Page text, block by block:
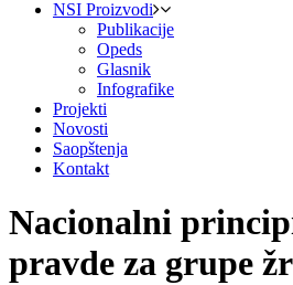
NSI Proizvodi
Publikacije
Opeds
Glasnik
Infografike
Projekti
Novosti
Saopštenja
Kontakt
Nacionalni
pravde za grupe